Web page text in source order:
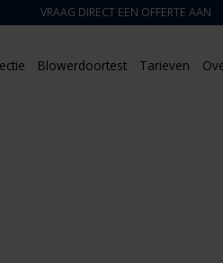
VRAAG DIRECT EEN OFFERTE AAN
Blowerdoortest Tarieven